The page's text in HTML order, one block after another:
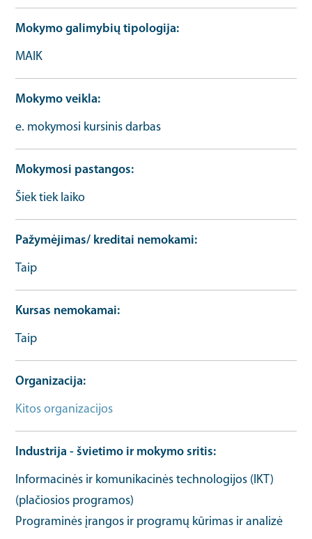
Mokymo galimybių tipologija
MAIK
Mokymo veikla
e. mokymosi kursinis darbas
Mokymosi pastangos
Šiek tiek laiko
Pažymėjimas/ kreditai nemokami
Taip
Kursas nemokamai
Taip
Organizacija
Kitos organizacijos
Industrija - švietimo ir mokymo sritis
Informacinės ir komunikacinės technologijos (IKT)
(plačiosios programos)
Programinės įrangos ir programų kūrimas ir analizė